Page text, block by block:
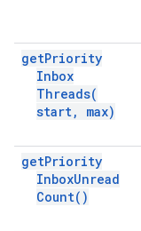
getPriority
Inbox
Threads(
start, max)
getPriority
InboxUnread
Count( )